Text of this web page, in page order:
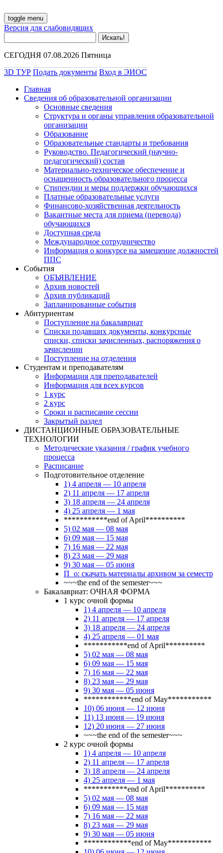
toggle menu
Версия для слабовидящих
СЕГОДНЯ 07.08.2026 Пятница
3D ТУР Подать документы Вход в ЭИОС
Главная
Сведения об образовательной организации
Основные сведения
Структура и органы управления образовательной
организации
Образование
Образовательные стандарты и требования
Руководство. Педагогический (научно-
педагогический) состав
Материально-техническое обеспечение и
оснащенность образовательного процесса
Стипендии и меры поддержки обучающихся
Платные образовательные услуги
Финансово-хозяйственная деятельность
Вакантные места для приема (перевода)
обучающихся
Доступная среда
Международное сотрудничество
Информация о конкурсе на замещение должностей
ППС
События
ОБЪЯВЛЕНИЕ
Архив новостей
Архив публикаций
Запланированные события
Абитуриентам
Поступление на бакалавриат
Списки подавших документы, конкурсные
списки, списки зачисленных, распоряжения о
зачислении
Поступление на отделения
Студентам и преподавателям
Информация для преподавателей
Информация для всех курсов
1 курс
2 курс
Сроки и расписание сессии
Закрытый раздел
ДИСТАНЦИОННЫЕ ОБРАЗОВАТЕЛЬНЫЕ
ТЕХНОЛОГИИ
Методические указания / график учебного
процесса
Расписание
Подготовительное отделение
1) 4 апреля — 10 апреля
2) 11 апреля — 17 апреля
3) 18 апреля — 24 апреля
4) 25 апреля — 1 мая
***********end of April**********
5) 02 мая — 08 мая
6) 09 мая — 15 мая
7) 16 мая — 22 мая
8) 23 мая — 29 мая
9) 30 мая — 05 июня
П_о: скачать материалы архивом за семестр
~~~the end of the semester~~~
Бакалавриат: ОЧНАЯ ФОРМА
1 курс очной формы
1) 4 апреля — 10 апреля
2) 11 апреля — 17 апреля
3) 18 апреля — 24 апреля
4) 25 апреля — 01 мая
***********end of April**********
5) 02 мая — 08 мая
6) 09 мая — 15 мая
7) 16 мая — 22 мая
8) 23 мая — 29 мая
9) 30 мая — 05 июня
************end of May***********
10) 06 июня — 12 июня
11) 13 июня — 19 июня
12) 20 июня — 27 июня
~~~the end of the semester~~~
2 курс очной формы
1) 4 апреля — 10 апреля
2) 11 апреля — 17 апреля
3) 18 апреля — 24 апреля
4) 25 апреля — 1 мая
***********end of April**********
5) 02 мая — 08 мая
6) 09 мая — 15 мая
7) 16 мая — 22 мая
8) 23 мая — 29 мая
9) 30 мая — 05 июня
************end of May***********